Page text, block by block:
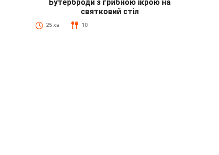
Бутерброди з грибною ікрою на
святковий стіл
25 хв 10